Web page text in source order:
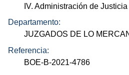
IV. Administración de Justicia
Departamento:
JUZGADOS DE LO
Referencia:
BOE-B-2021-4786